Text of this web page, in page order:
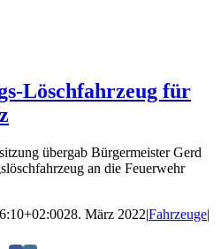
Löschfahrzeug für
übergab Bürgermeister Gerd
an die Feuerwehr
28. März 2022|Fahrzeuge|